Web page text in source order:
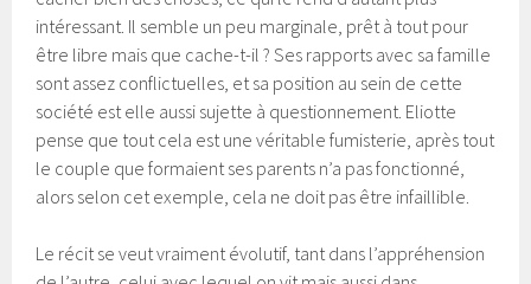
intéressant. Il semble un peu marginale, prêt à tout pour
être libre mais que cache-t-il ? Ses rapports avec sa famille
sont assez conflictuelles, et sa position au sein de cette
société est elle aussi sujette à questionnement. Eliotte
pense que tout cela est une véritable fumisterie, après tout
le couple que formaient ses parents n’a pas fonctionné,
alors selon cet exemple, cela ne doit pas être infaillible.
Le récit se veut vraiment évolutif, tant dans l’appréhension